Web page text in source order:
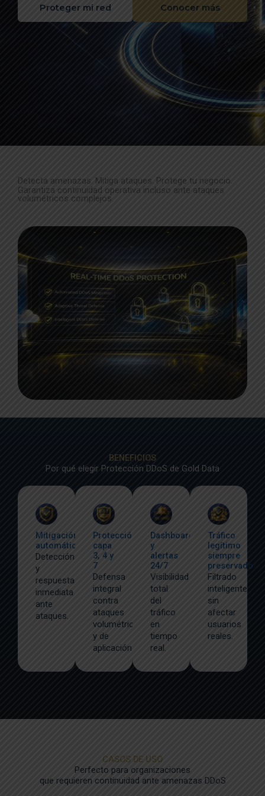
Proteger mi red
Conocer más
Detecta amenazas. Mitiga ataques. Protege tu negocio.
Garantiza continuidad operativa incluso ante ataques
volumétricos complejos.
BENEFICIOS
Por qué elegir Protección DDoS de Gold Data
Mitigación
automática
Detección
y
respuesta
inmediata
ante
ataques.
Protección
capa
3, 4 y
7
Defensa
integral
contra
ataques
volumétricos
y de
aplicación.
Dashboards
y
alertas
24/7
Visibilidad
total
del
tráfico
en
tiempo
real.
Tráfico
legítimo
siempre
preservado
Filtrado
inteligente
sin
afectar
usuarios
reales.
CASOS DE USO
Perfecto para organizaciones
que requieren continuidad ante amenazas DDoS